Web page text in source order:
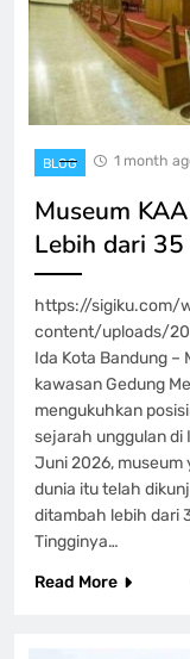
BLOG 1 month
Museum
Lebih dari
https://sigiku.com/
content/uploads/
Ida Kota Bandung –
kawasan Gedung
mengukuhkan
sejarah unggulan di
Juni 2026, museum
dunia itu telah
ditambah lebih dari
Tingginya…
Read More